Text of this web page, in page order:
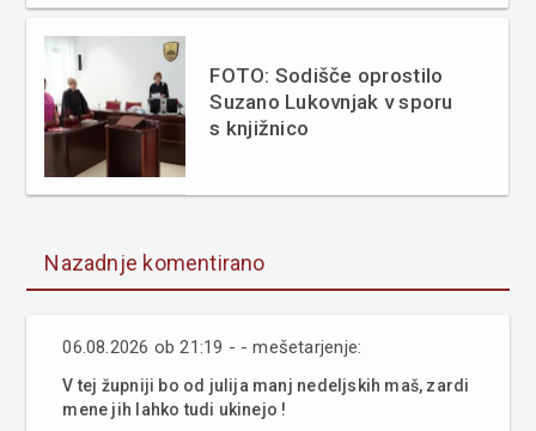
FOTO: Sodišče oprostilo
Suzano Lukovnjak v sporu
s knjižnico
Nazadnje komentirano
06.08.2026 ob 21:19 - - mešetarjenje:
V tej župniji bo od julija manj nedeljskih maš, zardi
mene jih lahko tudi ukinejo !